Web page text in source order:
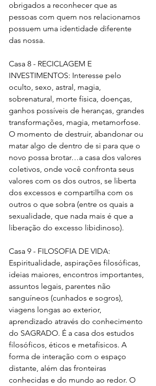
obrigados a reconhecer que as
pessoas com quem nos relacionamos
possuem uma identidade diferente
das nossa.
Casa 8 - RECICLAGEM E
INVESTIMENTOS: Interesse pelo
oculto, sexo, astral, magia,
sobrenatural, morte física, doenças,
ganhos possíveis de heranças, grandes
transformações, magia, metamorfose.
O momento de destruir, abandonar ou
matar algo de dentro de si para que o
novo possa brotar…a casa dos valores
coletivos, onde você confronta seus
valores com os dos outros, se liberta
dos excessos e compartilha com os
outros o que sobra (entre os quais a
sexualidade, que nada mais é que a
liberação do excesso libidinoso).
Casa 9 - FILOSOFIA DE VIDA:
Espiritualidade, aspirações filosóficas,
ideias maiores, encontros importantes,
assuntos legais, parentes não
sanguíneos (cunhados e sogros),
viagens longas ao exterior,
aprendizado através do conhecimento
do SAGRADO. É a casa dos estudos
filosóficos, éticos e metafísicos. A
forma de interação com o espaço
distante, além das fronteiras
conhecidas e do mundo ao redor. O